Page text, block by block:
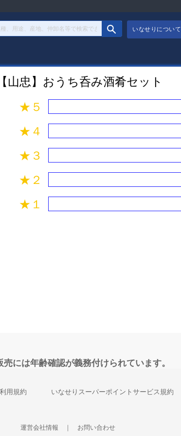
いなせりについて
山忠】おうち呑み酒肴セット
★５
★４
★３
★２
★１
には年齢確認が義務付けられています。
利用規約 いなせりスーパーポイントサービス規約
運営会社情報 ｜ お問い合わせ